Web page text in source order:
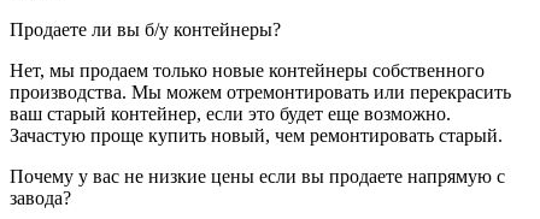
Продаете ли вы б/у контейнеры?
Нет, мы продаем только новые контейнеры собственного
производства. Мы можем отремонтировать или перекрасить
ваш старый контейнер, если это будет еще возможно.
Зачастую проще купить новый, чем ремонтировать старый.
Почему у вас не низкие цены если вы продаете напрямую с
завода?